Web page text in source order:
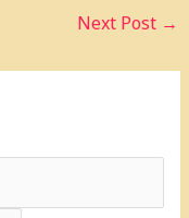
Next Post →